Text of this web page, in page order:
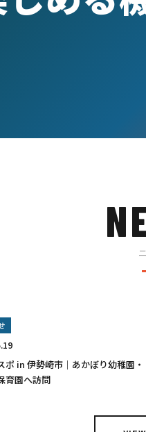
ポ in 伊勢崎市｜あかぼり幼稚園・
育園へ訪問